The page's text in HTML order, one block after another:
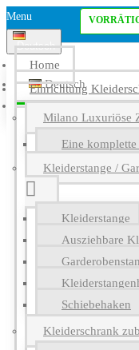
Menu
Deutsch
Deutsch
English
Home
Einrichtung
Milano Luxuriöse
Eine
Kleiderstange /
Kleiderstange
Ausziehbare
Schiebehaken
Kleiderschrank